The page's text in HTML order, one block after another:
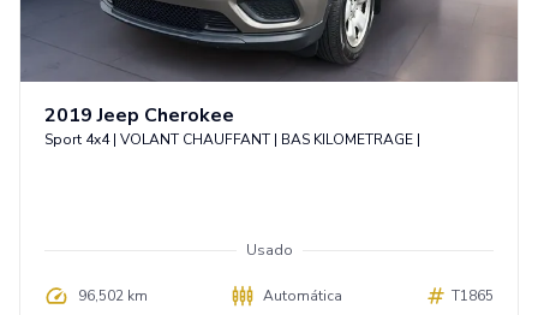
2019 Jeep Cherokee
Sport 4x4 | VOLANT CHAUFFANT | BAS KILOMETRAGE |
Usado
96,502 km Automática T1865